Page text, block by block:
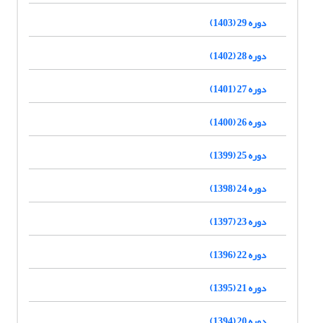
دوره 29 (1403)
دوره 28 (1402)
دوره 27 (1401)
دوره 26 (1400)
دوره 25 (1399)
دوره 24 (1398)
دوره 23 (1397)
دوره 22 (1396)
دوره 21 (1395)